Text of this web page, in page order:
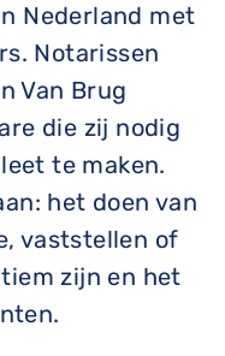
Nederland met
Notarissen
Van Brug
die zij nodig
te maken.
het doen van
vaststellen of
zijn en het